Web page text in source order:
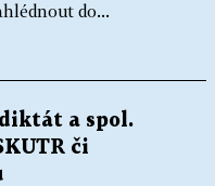
do...
a spol.
či